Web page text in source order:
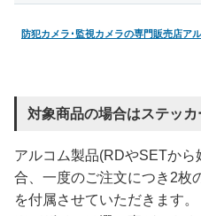
防犯カメラ･監視カメラの専門販売店ア
対象商品の場合はステッカ
アルコム製品(RDやSETか
合、一度のご注文につき2枚
を付属させていただきます。